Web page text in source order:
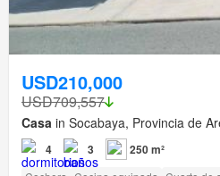
USD210,000
USD709,557
Casa in Socabaya, Provincia de
4 3 250 m²